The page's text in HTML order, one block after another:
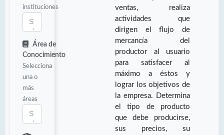
instituciones
Área de
Conocimiento
Selecciona
una o
más
áreas
ventas, realiza
actividades que
dirigen el flujo de
mercancía del
productor al usuario
para satisfacer al
máximo a éstos y
lograr los objetivos de
la empresa. Determina
el tipo de producto
que debe producirse,
sus precios, su